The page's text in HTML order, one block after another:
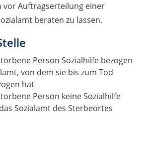
vor Auftragserteilung einer
beraten zu lassen.
Person Sozialhilfe bezogen
von dem sie bis zum Tod
hat
Person keine Sozialhilfe
Sozialamt des Sterbeortes